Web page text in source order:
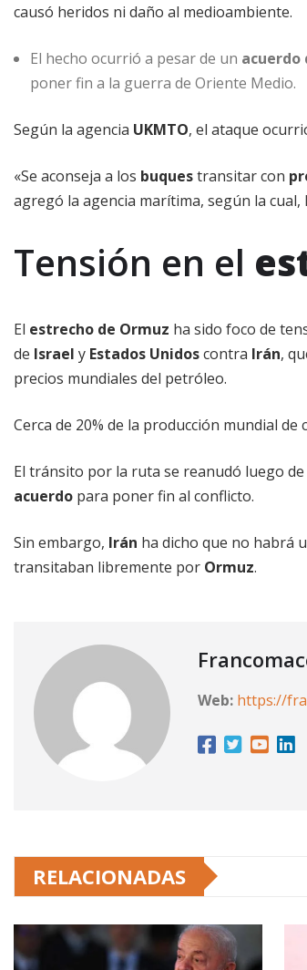
causó heridos ni daño al medioambiente.
El hecho ocurrió a pesar de un acuerdo
poner fin a la guerra de Oriente Medio.
Según la agencia UKMTO, el ataque
«Se aconseja a los buquestransitar con
agregó la agencia marítima, según la
Tensión en el
El estrecho de Ormuz ha sido foco de
de Israel y Estados Unidoscontra Irán,
precios mundiales del petróleo.
Cerca de 20% de la producción mundial
El tránsito por la ruta se reanudó luego de
acuerdo para poner fin al conflicto.
Sin embargo, Irán ha dicho que no habrá
transitaban libremente por Ormuz.
Web: https://
RELACIONADAS